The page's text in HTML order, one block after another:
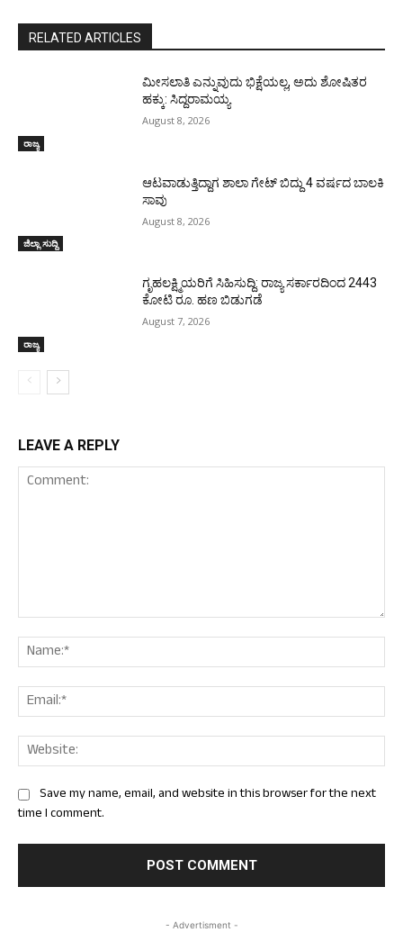
RELATED ARTICLES
ರಾಜ್ಯ
ಮೀಸಲಾತಿ ಎನ್ನುವುದು ಭಿಕ್ಷೆಯಲ್ಲ, ಅದು ಶೋಷಿತರ
ಹಕ್ಕು: ಸಿದ್ದರಾಮಯ್ಯ
August 8, 2026
ಜಿಲ್ಲಾ ಸುದ್ದಿ
ಆಟವಾಡುತ್ತಿದ್ದಾಗ ಶಾಲಾ ಗೇಟ್‌ ಬಿದ್ದು 4 ವರ್ಷದ ಬಾಲಕಿ
ಸಾವು
August 8, 2026
ರಾಜ್ಯ
ಗೃಹಲಕ್ಷ್ಮಿಯರಿಗೆ ಸಿಹಿಸುದ್ದಿ: ರಾಜ್ಯ ಸರ್ಕಾರದಿಂದ 2443
ಕೋಟಿ ರೂ. ಹಣ ಬಿಡುಗಡೆ
August 7, 2026
LEAVE A REPLY
Save my name, email, and website in this browser for the next
time I comment.
- Advertisment -